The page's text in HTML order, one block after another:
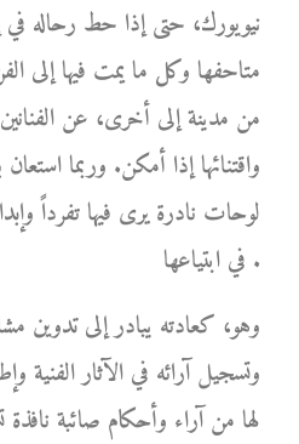
نيويورك، حتى إذا حط رحاله
متاحفها وكل ما يمت فيها إلى
من مدينة إلى أخرى، عن
واقتنائها إذا أمكن. وربما
لوحات نادرة يرى فيها تفرداً
في ابتياعها .
وهو، كعادته يبادر إلى تدوين
وتسجيل آرائه في الآثار الفنية
لها من آراء وأحكام صائبة نافذة